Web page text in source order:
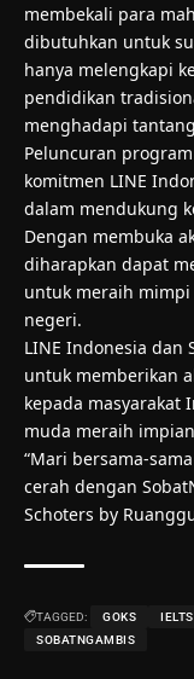
membekali para
dibutuhkan untuk
hanya melengkapi
pendidikan
menghadapi
Peluncuran
komitmen LINE
dalam mendukung
Dengan membuka
diharapkan dapat
untuk meraih
negeri.
LINE Indonesia dan
untuk memberikan
kepada masyarakat
muda meraih
“Mari bersama-
cerah dengan
Schoters by
TAGGED: GOKS IELTS
SOBATNGAMBIS